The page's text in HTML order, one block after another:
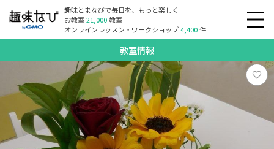
趣味とまなびで毎日を、もっと楽しく
お教室21,000教室
オンラインレッスン・ワークショップ4,400件
教室情報